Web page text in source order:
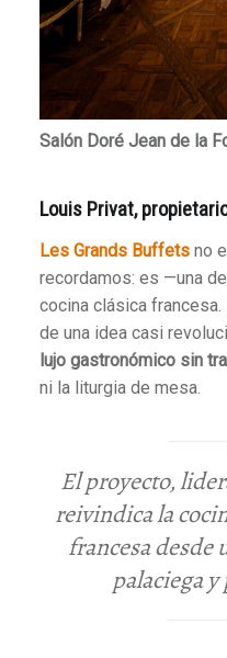
Salón Doré Jean de la
Louis Privat,
Les Grands Buffetsno
recordamos: es —una
cocina clásica
de una idea casi
lujo gastronómico sin
ni la liturgia de mesa.
El proyecto,
reivindica la
francesa desde
palaciega